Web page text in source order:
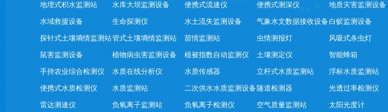
地埋式积水监测站
水库大坝监测设备 便携式流速仪 便携式测深仪 地质灾害监测设备
水域救援设备
生命探测仪 水土流失监测设备 气象水文数据接收设备白蚁监测设备
探针式土壤墒情监测站管式土壤墒情监测站 苗情监测站 虫情测报灯 风吸式杀虫灯
鼠害监测设备
植物病虫害监测设备 植被指数自动监测仪 土壤测定仪 智能蜂箱
手持农业综合检测仪
水质在线分析仪 水质传感器 立杆式水质监测站 浮标水质监测站
便携式水质检测仪
水质监测站 二次供水水质监测设备隧道检测器 光透过率检测仪
雷达测速仪
负氧离子监测站 负氧离子检测仪 空气质量监测站 太阳光度计